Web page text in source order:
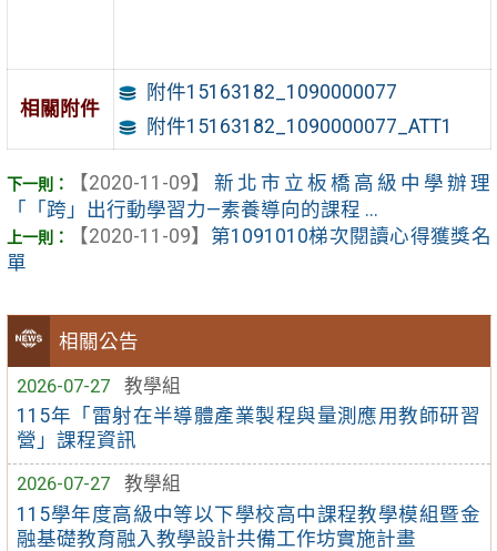
相關公告
2026-07-27
教學組
115年「雷射在半導體產業製程與量測應用教師研習
營」課程資訊
2026-07-27
教學組
115學年度高級中等以下學校高中課程教學模組暨金
融基礎教育融入教學設計共備工作坊實施計畫
相關附件
附件15163182_1090000077
附件15163182_1090000077_ATT1
【2020-11-09】
新北市立板橋高級中學辦理
「「跨」出行動學習力—素養導向的課程 ...
【2020-11-09】 第1091010梯次閱讀心得獲獎名
單